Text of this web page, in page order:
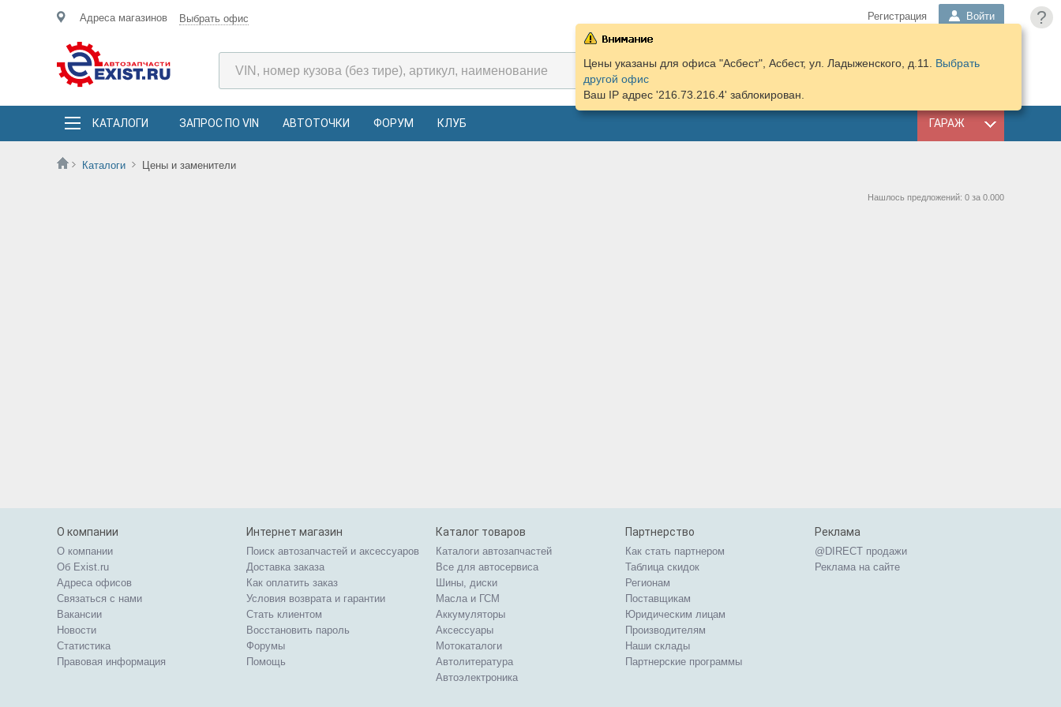
?
Адреса магазинов Выбрать офис Регистрация Войти
КОРЗИНА
ПОДОБРАТЬ
КАТАЛОГИ ЗАПРОС ПО VIN АВТОТОЧКИ ФОРУМ КЛУБ ГАРАЖ
Каталоги Цены и заменители
Цены указаны для офиса "Асбест", Асбест, ул. Ладыженского, д.11. Выбрать
другой офис
Ваш IP адрес '216.73.216.4' заблокирован.
Нашлось предложений: 0 за 0.000
О компании
О компании
Об Exist.ru
Адреса офисов
Связаться с нами
Вакансии
Новости
Статистика
Правовая информация
Интернет магазин
Поиск автозапчастей и аксессуаров
Доставка заказа
Как оплатить заказ
Условия возврата и гарантии
Стать клиентом
Восстановить пароль
Форумы
Помощь
Каталог товаров
Каталоги автозапчастей
Все для автосервиса
Шины, диски
Масла и ГСМ
Аккумуляторы
Аксессуары
Мотокаталоги
Автолитература
Автоэлектроника
Партнерство
Как стать партнером
Таблица скидок
Регионам
Поставщикам
Юридическим лицам
Производителям
Наши склады
Партнерские программы
Реклама
@DIRECT продажи
Реклама на сайте